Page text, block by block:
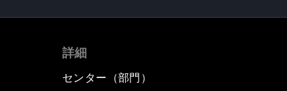
詳細
センター（部門）